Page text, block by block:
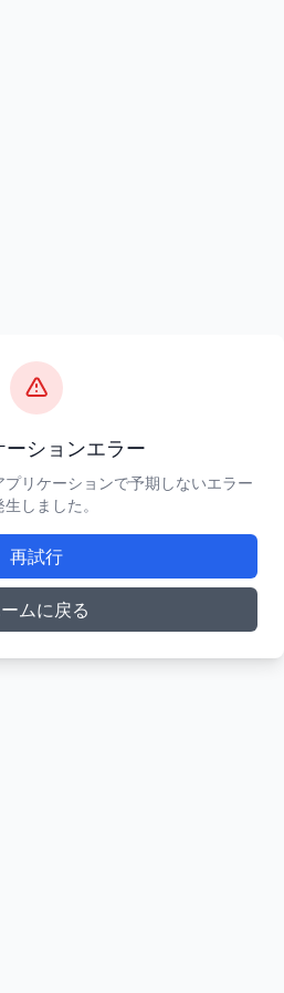
ーションエラー
リケーションで予期しないエラー
生しました。
再試行
ムに戻る